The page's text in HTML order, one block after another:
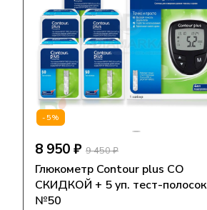
-5%
8 950 ₽ 9 450 ₽
Глюкометр Contour plus СО
СКИДКОЙ + 5 уп. тест-полосок
№50